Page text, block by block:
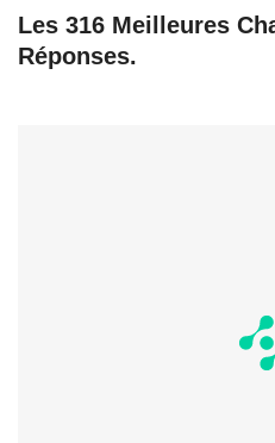
Les 316 Meilleures
Réponses.